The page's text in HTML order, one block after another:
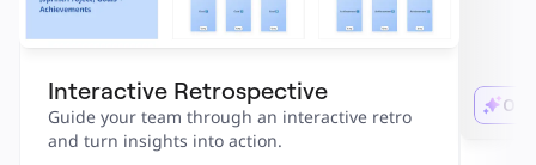
Interactive Retrospective
Guide your team through an interactive retro
and turn insights into action.